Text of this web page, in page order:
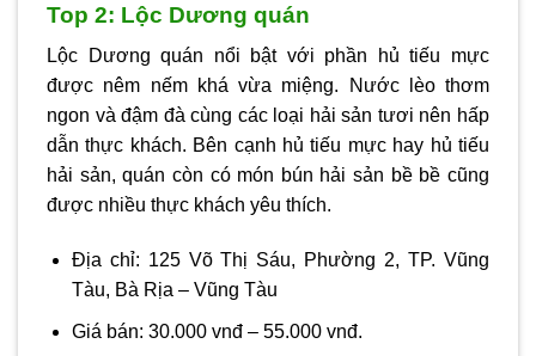
Top 2: Lộc Dương quán
Lộc Dương quán nổi bật với phần hủ tiếu mực
được nêm nếm khá vừa miệng. Nước lèo thơm
ngon và đậm đà cùng các loại hải sản tươi nên hấp
dẫn thực khách. Bên cạnh hủ tiếu mực hay hủ tiếu
hải sản, quán còn có món bún hải sản bề bề cũng
được nhiều thực khách yêu thích.
Địa chỉ: 125 Võ Thị Sáu, Phường 2, TP. Vũng
Tàu, Bà Rịa – Vũng Tàu
Giá bán: 30.000 vnđ – 55.000 vnđ.